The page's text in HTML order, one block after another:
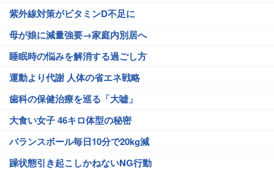
紫外線対策がビタミンD不足に
母が娘に減量強要→家庭内別居へ
睡眠時の悩みを解消する過ごし方
運動より代謝 人体の省エネ戦略
歯科の保健治療を巡る「大嘘」
大食い女子 46キロ体型の秘密
バランスボール毎日10分で20kg減
躁状態引き起こしかねないNG行動